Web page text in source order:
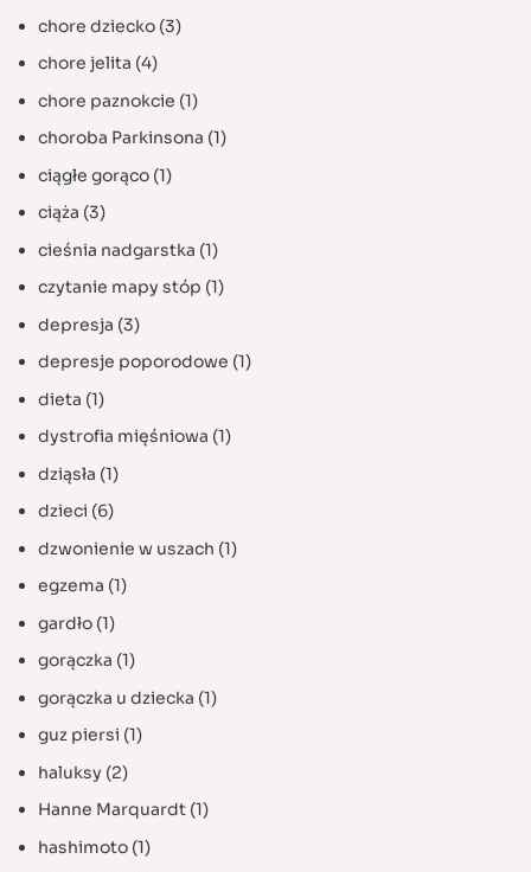
chore dziecko(3)
chore jelita (4)
chore paznokcie (1)
choroba Parkinsona (1)
ciągłe gorąco(1)
ciąża (3)
cieśnia nadgarstka (1)
czytanie mapy stóp (1)
depresja (3)
depresje poporodowe (1)
dieta (1)
dystrofia mięśniowa (1)
dziąsła (1)
dzieci (6)
dzwonienie w uszach (1)
egzema (1)
gardło(1)
gorączka (1)
gorączka u dziecka (1)
guz piersi (1)
haluksy (2)
Hanne Marquardt(1)
hashimoto(1)